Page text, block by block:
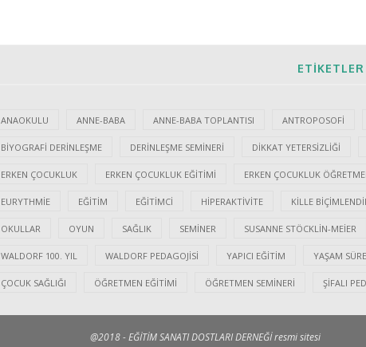
ETIKETLER
ANAOKULU ANNE-BABA ANNE-BABA TOPLANTISI ANTROPOSOFI
BIYOGRAFI DERINLEŞME DERINLEŞME SEMINERI DIKKAT YETERSIZLIĞI
ERKEN ÇOCUKLUK ERKEN ÇOCUKLUK EĞITIMI ERKEN ÇOCUKLUK
EURYTHMIE EĞITIM EĞITIMCI HIPERAKTIVITE KILLE
OKULLAR OYUN SAĞLIK SEMINER SUSANNE STÖCKLIN-MEIER
WALDORF 100. YIL WALDORF PEDAGOJISI YAPICI EĞITIM YAŞAM
ÇOCUK SAĞLIĞI ÖĞRETMEN EĞITIMI ÖĞRETMEN SEMINERI ŞIFALI
@2018 - EĞİTİM SANATI DOSTLARI DERNEĞİ resmi sitesi